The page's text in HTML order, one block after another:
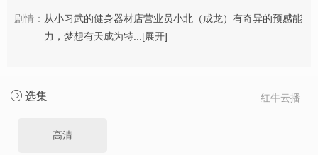
剧情： 从小习武的健身器材店营业员小北（成龙）有奇异的预感能
力，梦想有天成为特... [展开]
红牛云播
选集
高清